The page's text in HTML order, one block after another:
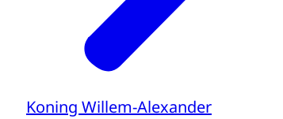
Koning Willem-Alexander